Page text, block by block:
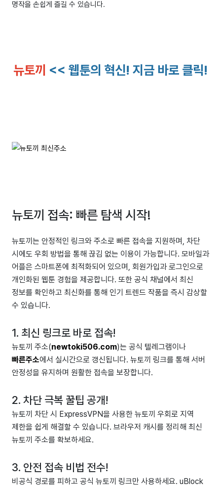
명작을 손쉽게 즐길 수 있습니다.
뉴토끼 << 웹툰의 혁신! 지금 바로 클릭!
뉴토끼 접속: 빠른 탐색 시작!
뉴토끼는 안정적인 링크와 주소로 빠른 접속을 지원하며, 차단
시에도 우회 방법을 통해 끊김 없는 이용이 가능합니다. 모바일과
어플은 스마트폰에 최적화되어 있으며, 회원가입과 로그인으로
개인화된 웹툰 경험을 제공합니다. 또한 공식 채널에서 최신
정보를 확인하고 최신화를 통해 인기 트렌드 작품을 즉시 감상할
수 있습니다.
1. 최신 링크로 바로 접속!
뉴토끼 주소(newtoki506.com)는 공식 텔레그램이나
빠른주소에서 실시간으로 갱신됩니다. 뉴토끼 링크를 통해 서버
안정성을 유지하며 원활한 접속을 보장합니다.
2. 차단 극복 꿀팁 공개!
뉴토끼 차단 시 ExpressVPN을 사용한 뉴토끼 우회로 지역
제한을 쉽게 해결할 수 있습니다. 브라우저 캐시를 정리해 최신
뉴토끼 주소를 확보하세요.
3. 안전 접속 비법 전수!
비공식 경로를 피하고 공식 뉴토끼 링크만 사용하세요. uBlock